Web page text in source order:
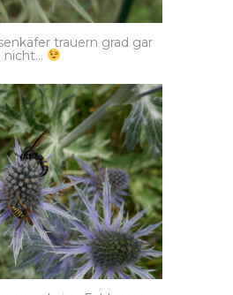
trauern grad gar
nicht…